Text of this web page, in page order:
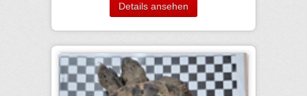
Details ansehen